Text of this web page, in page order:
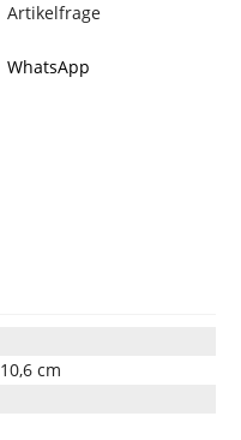
Artikelfrage
WhatsApp
cm